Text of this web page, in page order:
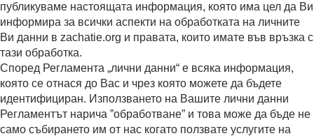
публикуваме настоящата информация, която има цел да Ви
информира за всички аспекти на обработката на личните
Ви данни в zachatie.org и правата, които имате във връзка с
тази обработка.
Според Регламента „лични данни“ е всяка информация,
която се отнася до Вас и чрез която можете да бъдете
идентифициран. Използването на Вашите лични данни
Регламентът нарича ”обработване” и това може да бъде не
само събирането им от нас когато ползвате услугите на